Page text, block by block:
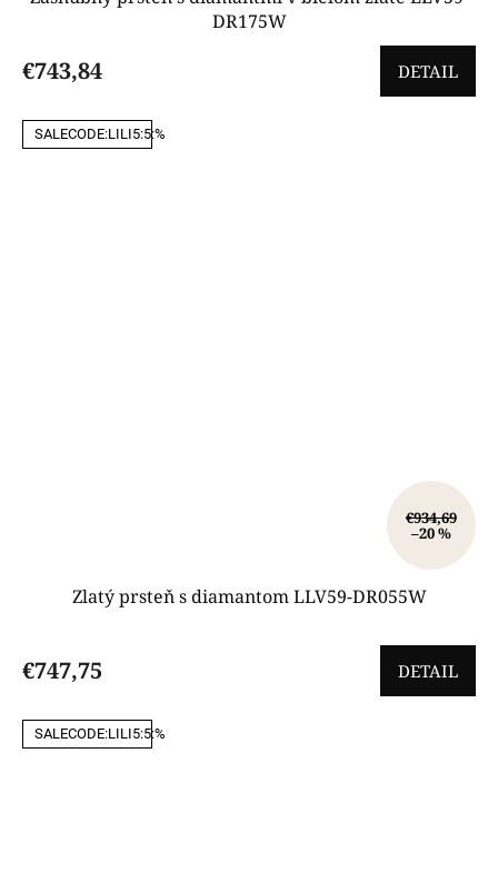
DR175W
€743,84 DETAIL
SALECODE:LILI5:5:%
€934,69
–20 %
Zlatý prsteň s diamantom LLV59-DR055W
€747,75 DETAIL
SALECODE:LILI5:5:%